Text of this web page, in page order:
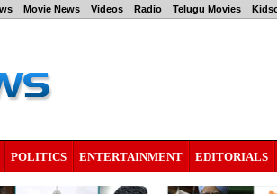
Movie News Videos Radio Telugu Movies
POLITICS ENTERTAINMENT EDITORIALS